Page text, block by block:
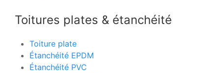
Toitures plates & étanchéité
Toiture plate
Étanchéité EPDM
Étanchéité PVC